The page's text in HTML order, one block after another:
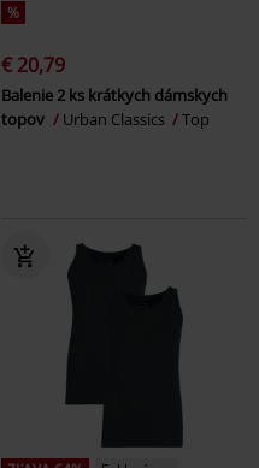
%
€ 20,79
Balenie 2 ks krátkych dámskych
topov
Urban Classics Top